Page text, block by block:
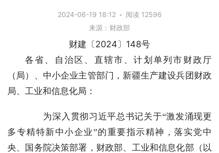
2024-06-19 18:12 • 阅读 12596
来源：财政部
财建〔2024〕148号
各省、自治区、直辖市、计划单列市财政厅
（局）、中小企业主管部门，新疆生产建设兵团财政
局、工业和信息化局：
为深入贯彻习近平总书记关于“激发涌现更
多专精特新中小企业”的重要指示精神，落实党中
央、国务院决策部署，财政部、工业和信息化部（以